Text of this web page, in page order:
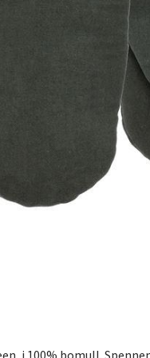
i 100% bomull.
Åpent
0 i